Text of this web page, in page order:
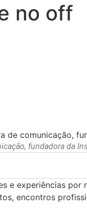
no off
fundadora da
experiências
encontros